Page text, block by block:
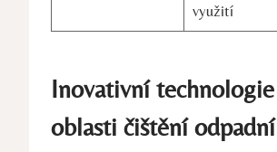
využití
Inovativní
oblasti čištění